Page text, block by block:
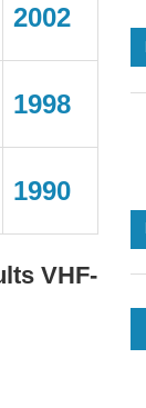
2002
1998
1990
VHF-